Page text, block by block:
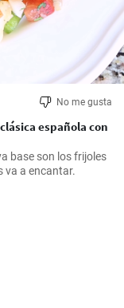
No me gusta
española con
base son los frijoles
va a encantar.